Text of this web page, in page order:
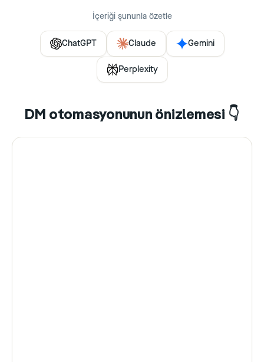
İçeriği şununla özetle
ChatGPT Claude Gemini
Perplexity
DM otomasyonunun önizlemesi 👇